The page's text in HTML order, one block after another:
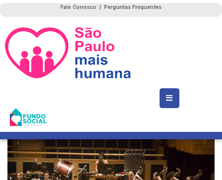
Fale Conosco | Perguntas Frequentes